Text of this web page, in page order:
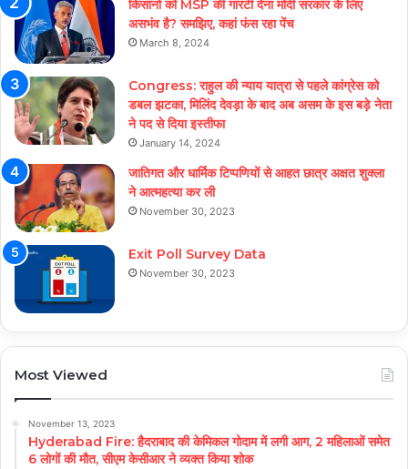
किसानों को MSP की गारंटी देना मोदी सरकार के लिए
असभंव है? समझिए, कहां फंस रहा पेंच
March 8, 2024
Congress: राहुल की न्याय यात्रा से पहले कांग्रेस को
डबल झटका, मिलिंद देवड़ा के बाद अब असम के इस बड़े नेता
ने पद से दिया इस्तीफा
January 14, 2024
जातिगत और धार्मिक टिप्पणियों से आहत छात्र अक्षत शुक्ला
ने आत्महत्या कर ली
November 30, 2023
Exit Poll Survey Data
November 30, 2023
Most Viewed
November 13, 2023
Hyderabad Fire: हैदराबाद की केमिकल गोदाम में लगी आग, 2 महिलाओं समेत
6 लोगों की मौत, सीएम केसीआर ने व्यक्त किया शोक